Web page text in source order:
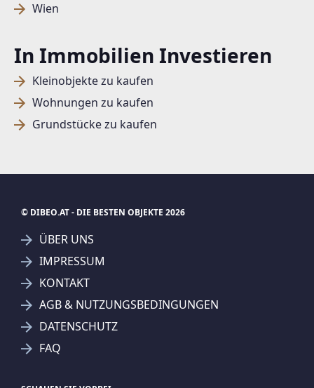
Wien
In Immobilien Investieren
Kleinobjekte zu kaufen
Wohnungen zu kaufen
Grundstücke zu kaufen
SUCHAGENT ANLEGEN FÜR DIE
AKTUELLEN SUCHKRITERIEN
© DIBEO.AT - DIE BESTEN OBJEKTE 2026
ÜBER UNS
IMPRESSUM
KONTAKT
AGB & NUTZUNGSBEDINGUNGEN
DATENSCHUTZ
FAQ